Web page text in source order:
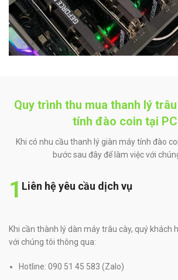
Quy trình thu mua thanh lý
tính đào coin tại
Khi có nhu cầu thanh lý giàn máy tính đào
bước sau đây để làm việc với
1 Liên hệ yêu cầu dịch vụ
Khi cần thành lý dàn máy trâu cày, quý khách
với chúng tôi thông qua:
Hotline: 090 51 45 583 (Zalo)